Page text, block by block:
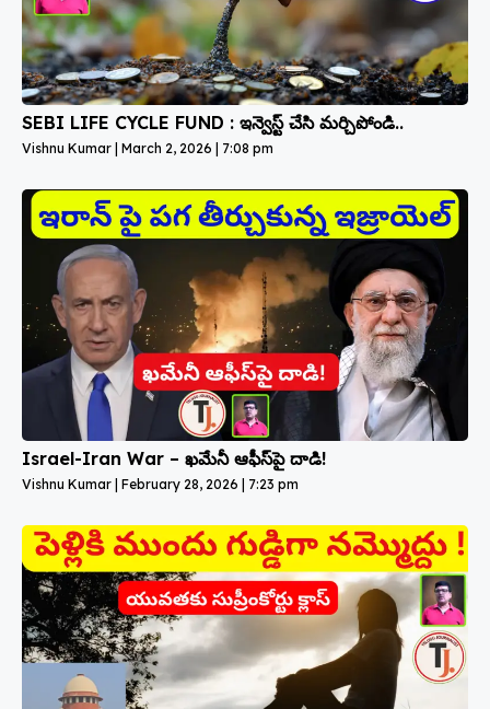
SEBI LIFE CYCLE FUND : ఇన్వెస్ట్ చేసి మర్చిపోండి..
Vishnu Kumar March 2, 2026 7:08 pm
Israel-Iran War – ఖమేనీ ఆఫీస్‌పై దాడి!
Vishnu Kumar February 28, 2026 7:23 pm